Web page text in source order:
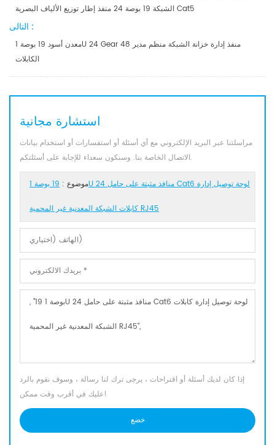
الشبكة 19 بوصة 24 منفذ إطار توزيع الألياف البصرية Cat5
التالى :
معدن أسود 19 بوصة 1U 24 Gear 48 منفذ إدارة خزانة الشبكة منظم مدير
الكابلات
استشارة مجانية
مراسلتنا عبر البريد الإلكتروني مع أي أسئلة أو استفسارات أو استخدام بيانات
الاتصال الخاصة بنا. وسنكون سعداء للإجابة على أسئلتكم.
موضوع : 19 بوصة 1U 24 منافذ مثبتة على حامل Cat6 لوحة توصيل إدارة
كابلات الشبكة المعدنية غير المحمية RJ45
إذا كان لديك أسئلة أو اقتراحات ، يرجى ترك لنا رسالة ، وسوف نقوم بالرد
عليك في أقرب وقت ممكن!